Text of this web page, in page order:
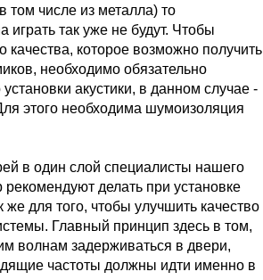
том числе из металла) то
играть так уже не будут. Чтобы
качества, которое возможно получить
необходимо обязательно
акустики, в данном случае -
этого необходима шумоизоляция
в один слой специалисты нашего
рекомендуют делать при установке
же для того, чтобы улучшить качество
Главный принцип здесь в том,
волнам задерживаться в двери,
частоты должны идти именно в